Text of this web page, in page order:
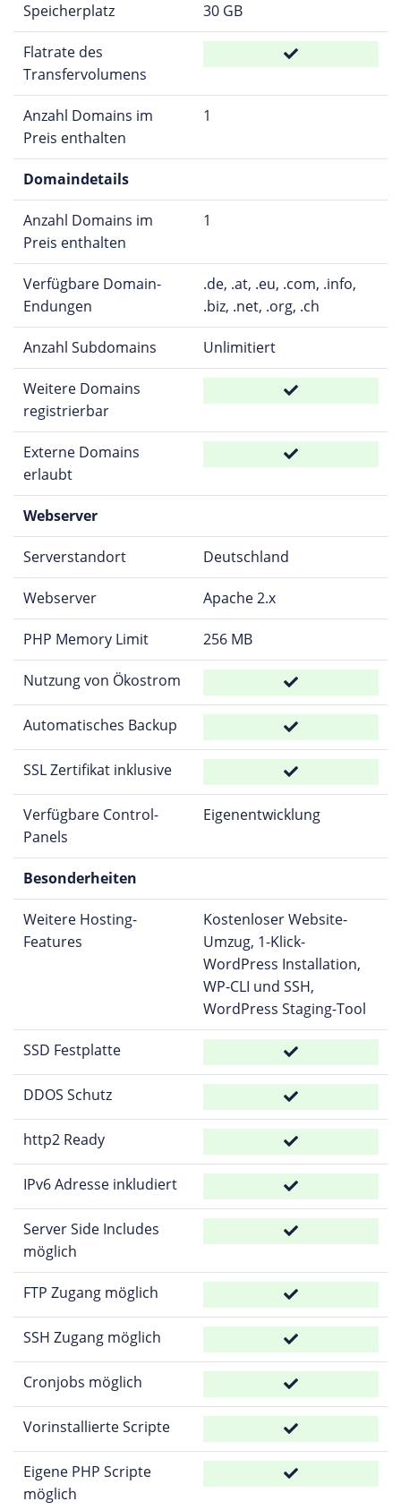
Speicherplatz 30 GB
Flatrate des
Transfervolumens
Anzahl Domains im
Preis enthalten
1
Domaindetails
Anzahl Domains im
Preis enthalten
1
Verfügbare Domain-
Endungen
.de, .at, .eu, .com, .info,
.biz, .net, .org, .ch
Anzahl Subdomains Unlimitiert
Weitere Domains
registrierbar
Externe Domains
erlaubt
Webserver
Serverstandort Deutschland
Webserver Apache 2.x
PHP Memory Limit 256 MB
Nutzung von Ökostrom
Automatisches Backup
SSL Zertifikat inklusive
Verfügbare Control-
Panels
Eigenentwicklung
Besonderheiten
Weitere Hosting-
Features
Kostenloser Website-
Umzug, 1-Klick-
WordPress Installation,
WP-CLI und SSH,
WordPress Staging-Tool
SSD Festplatte
DDOS Schutz
http2 Ready
IPv6 Adresse inkludiert
Server Side Includes
möglich
FTP Zugang möglich
SSH Zugang möglich
Cronjobs möglich
Vorinstallierte Scripte
Eigene PHP Scripte
möglich